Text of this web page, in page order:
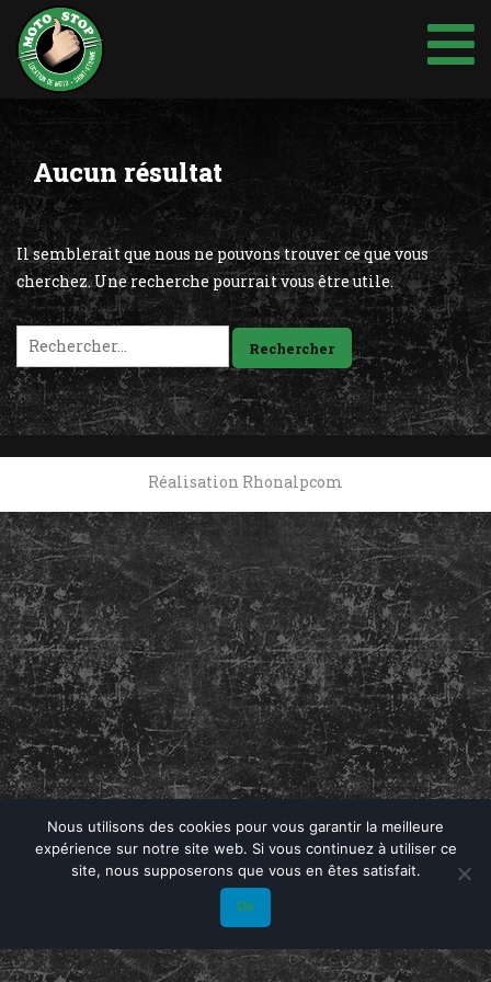
Aller
au
contenu
Aucun résultat
Il semblerait que nous ne pouvons trouver ce que vous
cherchez. Une recherche pourrait vous être utile.
Rechercher :
Réalisation Rhonalpcom
Nous utilisons des cookies pour vous garantir la meilleure
expérience sur notre site web. Si vous continuez à utiliser ce
site, nous supposerons que vous en êtes satisfait.
Ok